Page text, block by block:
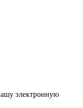
электронную